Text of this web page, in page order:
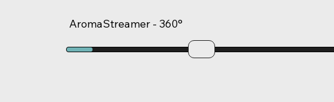
AromaStreamer - 360°